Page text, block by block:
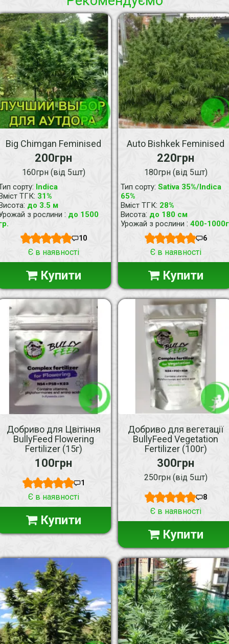
Big Chimgan Feminised
200грн
160грн (від 5шт)
сорту: Indica
ТГК: 31%
: до 3.5 м
з рослини : до 1500
10
Є в наявності
Купити
Auto Bishkek Feminised
220грн
180грн (від 5шт)
Тип сорту: Sativa 35%/Indica
65%
Вміст ТГК: 28%
Висота: до 180 см
Урожай з рослини : 400-1000г
6
Є в наявності
Купити
Добриво для Цвітіння
BullyFeed Flowering
Fertilizer (15г)
100грн
1
Є в наявності
Купити
Добриво для вегетації
BullyFeed Vegetation
Fertilizer (100г)
300грн
250грн (від 5шт)
8
Є в наявності
Купити